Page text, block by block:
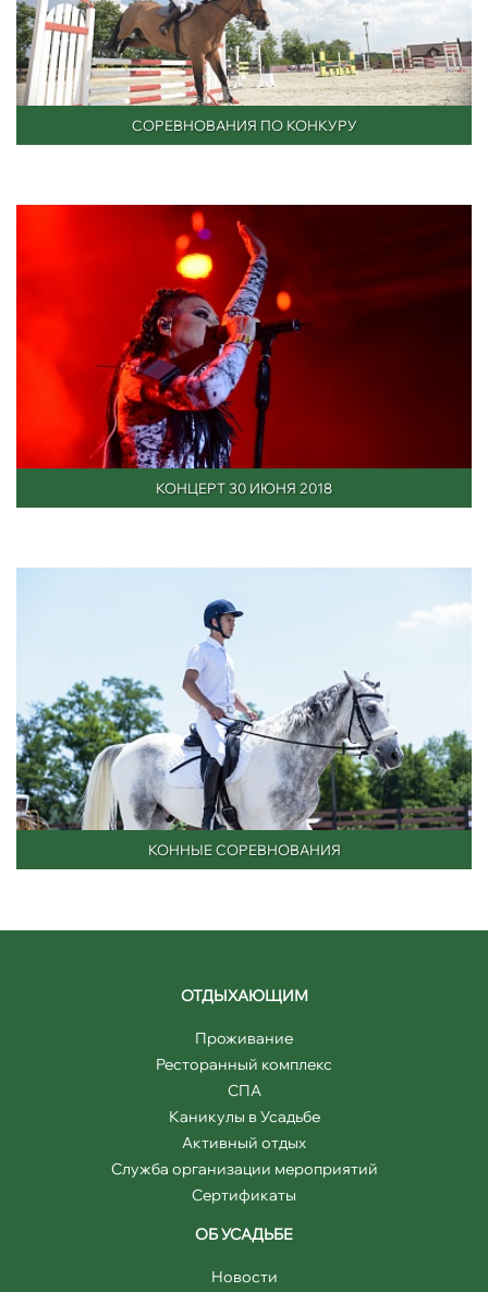
СОРЕВНОВАНИЯ ПО КОНКУРУ
КОНЦЕРТ 30 ИЮНЯ 2018
КОННЫЕ СОРЕВНОВАНИЯ
ОТДЫХАЮЩИМ
Проживание
Ресторанный комплекс
СПА
Каникулы в Усадьбе
Активный отдых
Служба организации мероприятий
Сертификаты
ОБ УСАДЬБЕ
Новости